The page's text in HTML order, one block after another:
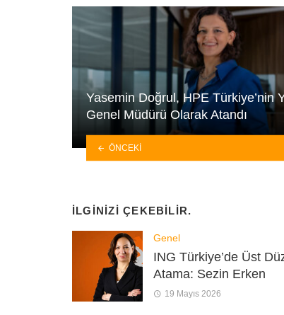
Yasemin Doğrul, HPE Türkiye’nin
Genel Müdürü Olarak Atandı
ÖNCEKI
İLGINIZI ÇEKEBILIR.
Genel
ING Türkiye’de Üst
Atama: Sezin Erken
19 Mayıs 2026